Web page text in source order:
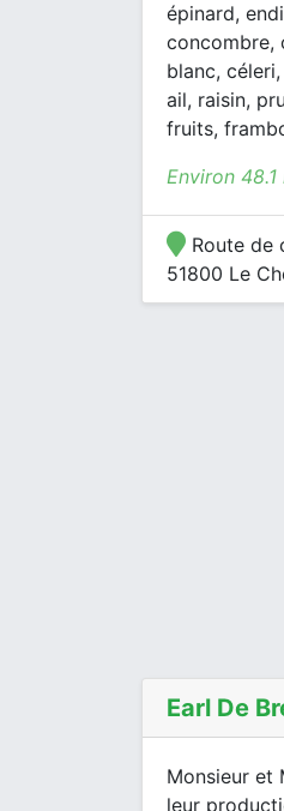
épinard,
concombre,
blanc,
ail, raisin,
fruits,
Environ
Route de
51800 Le
Earl De
Monsieur et
leur